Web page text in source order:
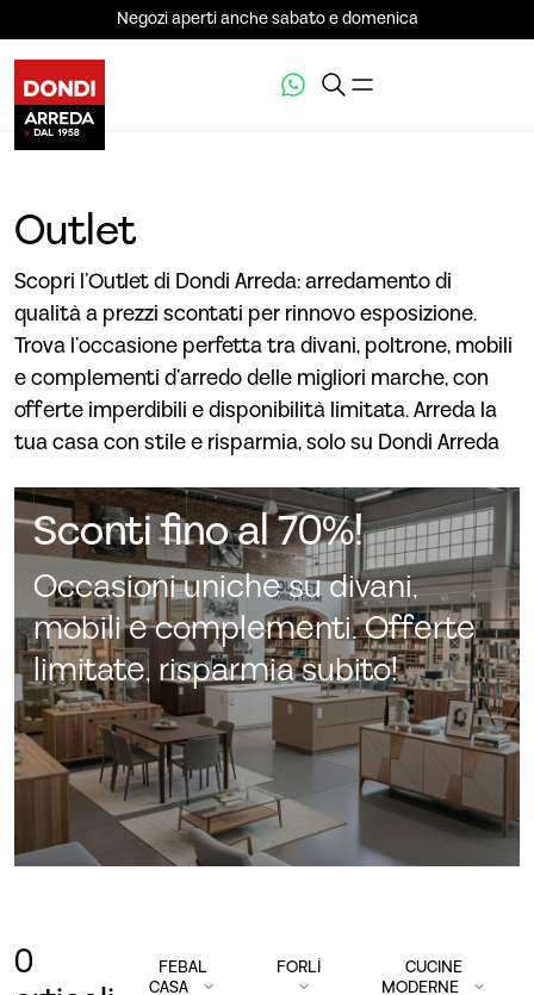
Negozi aperti anche sabato e domenica
Outlet
Scopri l’Outlet di Dondi Arreda: arredamento di
qualità a prezzi scontati per rinnovo esposizione.
Trova l’occasione perfetta tra divani, poltrone, mobili
e complementi d’arredo delle migliori marche, con
offerte imperdibili e disponibilità limitata. Arreda la
tua casa con stile e risparmia, solo su Dondi Arreda
Sconti fino al 70%!
Occasioni uniche su divani,
mobili e complementi. Offerte
limitate, risparmia subito!
0
FEBAL
CASA
FORLÌ
CUCINE
MODERNE